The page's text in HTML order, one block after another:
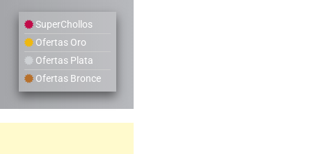
SuperChollos
Ofertas Oro
Ofertas Plata
Ofertas Bronce